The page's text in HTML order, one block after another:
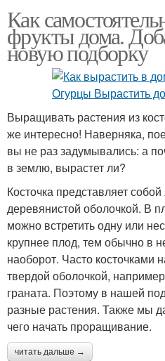
Как
фрукты дома.
новую подборку
Выращивать растения из
же интересно! Наверняка,
вы не раз задумывались: а
в землю, вырастет ли?
Косточка представляет
деревянистой оболочкой. В
можно встретить одну или
крупнее плод, тем обычно в
наоборот. Часто косточками
твердой оболочкой,
граната. Поэтому в нашей
разные растения. Также мы
чего начать проращивание.
читать дальше →